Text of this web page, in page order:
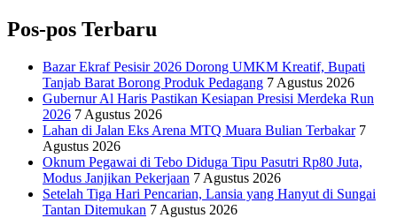
Pos-pos Terbaru
Bazar Ekraf Pesisir 2026 Dorong UMKM Kreatif, Bupati
Tanjab Barat Borong Produk Pedagang 7 Agustus 2026
Gubernur Al Haris Pastikan Kesiapan Presisi Merdeka Run
2026 7 Agustus 2026
Lahan di Jalan Eks Arena MTQ Muara Bulian Terbakar 7
Agustus 2026
Oknum Pegawai di Tebo Diduga Tipu Pasutri Rp80 Juta,
Modus Janjikan Pekerjaan 7 Agustus 2026
Setelah Tiga Hari Pencarian, Lansia yang Hanyut di Sungai
Tantan Ditemukan 7 Agustus 2026